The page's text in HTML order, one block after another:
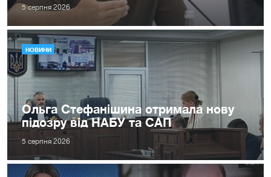
5 серпня 2026
НОВИНИ
Ольга Стефанішина отримала нову
підозру від НАБУ та САП
5 серпня 2026